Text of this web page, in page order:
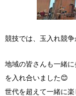
競技では、玉入れ競
地域の皆さんも一緒
を入れ合いました😊
世代を超えて一緒に